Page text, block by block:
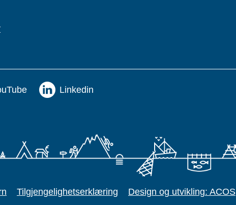
Linkedin
Tilgjengelighetserklæring Design og utvikling: ACOS